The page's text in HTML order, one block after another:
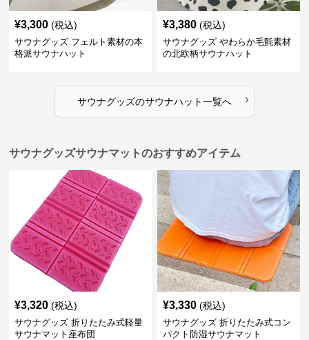
¥3,300 (税込)
サウナグッズ フェルト素材の本
格派サウナハット
¥3,380 (税込)
サウナグッズ やわらか毛氈素材
の北欧柄サウナハット
サウナグッズのサウナハット一覧へ ›
サウナグッズサウナマットのおすすめアイテム
¥3,320 (税込)
サウナグッズ 折りたたみ式軽量
サウナマット座布団
¥3,330 (税込)
サウナグッズ 折りたたみ式コン
パクト防湿サウナマット